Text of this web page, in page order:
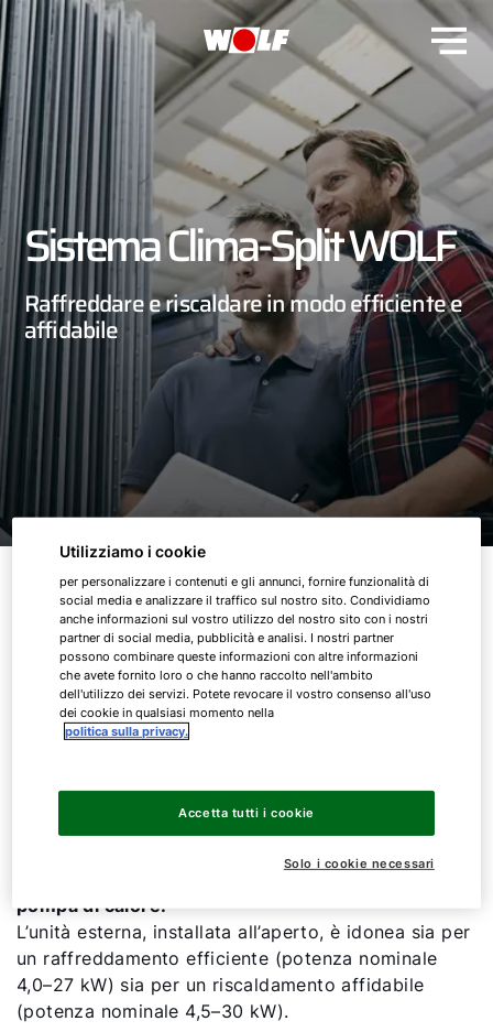
Sistema Clima-Split WOLF
Raffreddare e riscaldare in modo efficiente e
affidabile
Sistema Clima-Split WOLF
Il sistema ad alte prestazioni per il
raffreddamento e il riscaldamento
Il Sistema Clima‑Split WOLF combina una potente
pompa di calore aria‑aria con moderna tecnologia
diretto all’interno dell’unità di trattamento aria.
ottimale e senza
pompa di calore.
L’unità esterna, installata all’aperto, è idonea sia per
un raffreddamento efficiente (potenza nominale
4,0–27 kW) sia per un riscaldamento affidabile
(potenza nominale 4,5–30 kW).
Utilizziamo i cookie
per personalizzare i contenuti e gli annunci, fornire funzionalità di
social media e analizzare il traffico sul nostro sito. Condividiamo
anche informazioni sul vostro utilizzo del nostro sito con i nostri
partner di social media, pubblicità e analisi. I nostri partner
possono combinare queste informazioni con altre informazioni
che avete fornito loro o che hanno raccolto nell'ambito
dell'utilizzo dei servizi. Potete revocare il vostro consenso all'uso
dei cookie in qualsiasi momento nella
politica sulla privacy.
Solo i cookie necessari
Accetta tutti i cookie